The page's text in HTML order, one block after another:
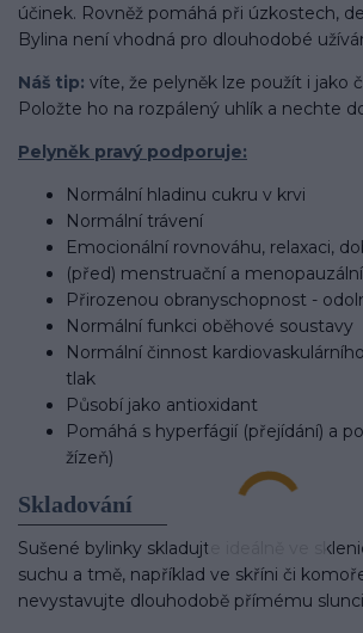
účinek. Rovněž pomáhá při úzkostech,
Bylina není vhodná pro dlouhodobé
Náš tip: víte, že pelyněk lze použít i jako
Položte ho na rozpálený uhlík a nechte
Pelyněk pravý podporuje:
Normální hladinu cukru v krvi
Normální trávení
Emocionální rovnováhu, relaxaci,
(před) menstruační a
Přirozenou obranyschopnost -
Normální funkci oběhové soustavy
Normální činnost
tlak
Působí jako antioxidant
Pomáhá s hyperfágií (přejídání) a
žízeň)
Skladování
Sušené bylinky skladujte ideálně ve
suchu a tmě, například ve skříni či
nevystavujte dlouhodobě přímému